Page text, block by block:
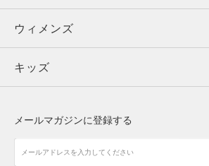
ウィメンズ
キッズ
アクセサリー
トップス
ボトムス
アクセサリー
ウィメンズ
トップス
シューズ
キッズ
メールマガジンに登録する